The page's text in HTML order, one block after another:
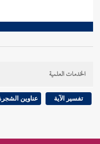
الخدمات العلمية
تفسير الآية عناوين